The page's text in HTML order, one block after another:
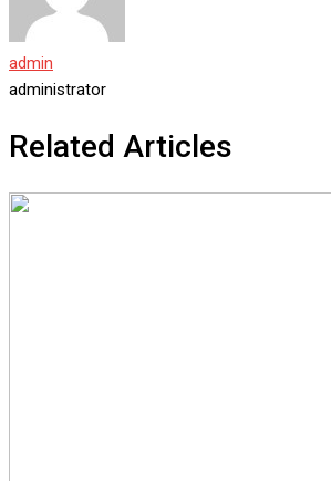
admin
administrator
Related Articles